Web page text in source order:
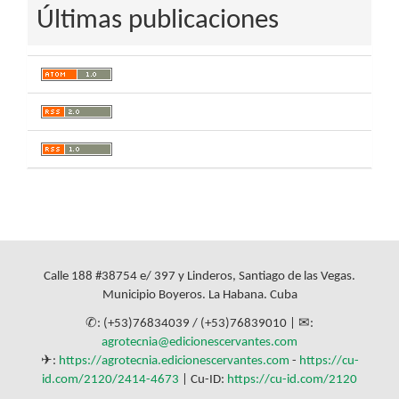
Últimas publicaciones
Calle 188 #38754 e/ 397 y Linderos, Santiago de las Vegas.
Municipio Boyeros. La Habana. Cuba
✆: (+53)76834039 / (+53)76839010 | ✉:
agrotecnia@edicionescervantes.com
✈: https://agrotecnia.edicionescervantes.com - https://cu-
id.com/2120/2414-4673 | Cu-ID: https://cu-id.com/2120